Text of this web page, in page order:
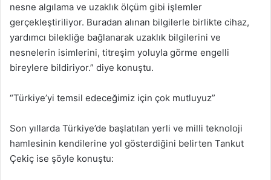
nesne algılama ve uzaklık ölçüm gibi işlemler
gerçekleştiriliyor. Buradan alınan bilgilerle birlikte cihaz,
yardımcı bilekliğe bağlanarak uzaklık bilgilerini ve
nesnelerin isimlerini, titreşim yoluyla görme engelli
bireylere bildiriyor.” diye konuştu.
“Türkiye’yi temsil edeceğimiz için çok mutluyuz”
Son yıllarda Türkiye’de başlatılan yerli ve milli teknoloji
hamlesinin kendilerine yol gösterdiğini belirten Tankut
Çekiç ise şöyle konuştu: